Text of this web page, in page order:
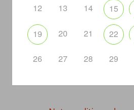
12 13 14 15
19 20 21 22
26 27 28 29